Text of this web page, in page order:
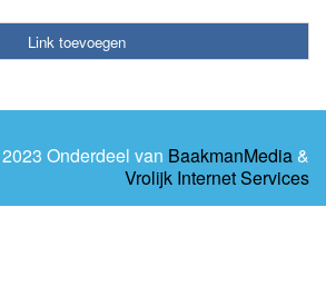
Link toevoegen
Onderdeel van BaakmanMedia &
Vrolijk Internet Services